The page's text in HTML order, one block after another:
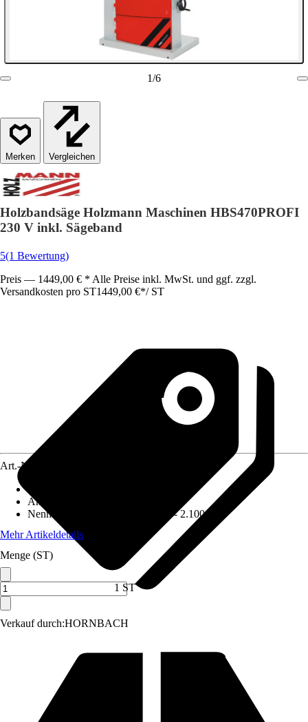
1/6
Vergleichen
Holzbandsäge Holzmann Maschinen HBS470PROFI
230 V inkl. Sägeband
5(1 Bewertung)
Preis — 1449,00 € * Alle Preise inkl. MwSt. und ggf. zzgl.
Versandkosten pro ST1449,00 €*/ ST
Verkauf durch:HORNBACH
Art.-Nr.
Antriebsart
Nennaufnahmeleistung
1.500 W - 2.100 W
Mehr Artikeldetails
Menge (ST)
1 ST